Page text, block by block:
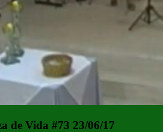
de Vida #73 23/06/17